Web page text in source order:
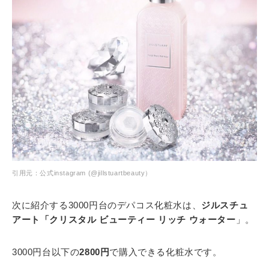
引用元：公式instagram (@jillstuartbeauty）
次に紹介する3000円台のデパコス化粧水は、 ジルスチュ
アート「クリスタル ビューティー リッチ ウォーター 」。
3000円台以下の2800円で購入できる化粧水です。